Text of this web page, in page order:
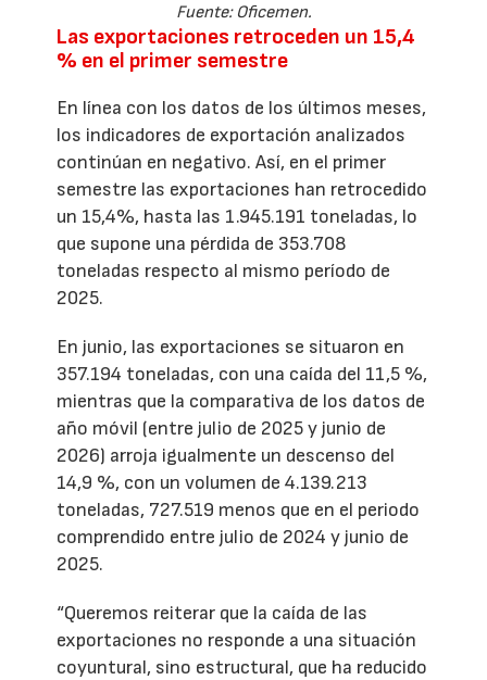
Fuente: Oficemen.
Las exportaciones retroceden un 15,4
% en el primer semestre
En línea con los datos de los últimos meses,
los indicadores de exportación analizados
continúan en negativo. Así, en el primer
semestre las exportaciones han retrocedido
un 15,4%, hasta las 1.945.191 toneladas, lo
que supone una pérdida de 353.708
toneladas respecto al mismo período de
2025.
En junio, las exportaciones se situaron en
357.194 toneladas, con una caída del 11,5 %,
mientras que la comparativa de los datos de
año móvil (entre julio de 2025 y junio de
2026) arroja igualmente un descenso del
14,9 %, con un volumen de 4.139.213
toneladas, 727.519 menos que en el periodo
comprendido entre julio de 2024 y junio de
2025.
“Queremos reiterar que la caída de las
exportaciones no responde a una situación
coyuntural, sino estructural, que ha reducido